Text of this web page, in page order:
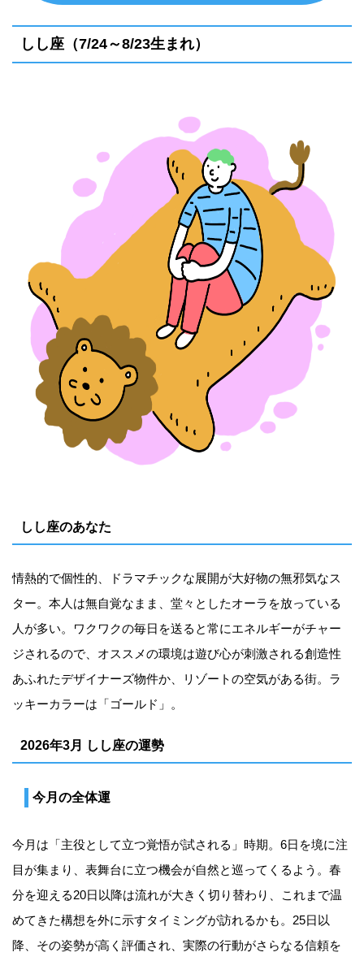
しし座（7/24～8/23生まれ）
しし座のあなた
情熱的で個性的、ドラマチックな展開が大好物の無邪気なス
ター。本人は無自覚なまま、堂々としたオーラを放っている
人が多い。ワクワクの毎日を送ると常にエネルギーがチャー
ジされるので、オススメの環境は遊び心が刺激される創造性
あふれたデザイナーズ物件か、リゾートの空気がある街。ラ
ッキーカラーは「ゴールド」。
2026年3月 しし座の運勢
今月の全体運
今月は「主役として立つ覚悟が試される」時期。6日を境に注
目が集まり、表舞台に立つ機会が自然と巡ってくるよう。春
分を迎える20日以降は流れが大きく切り替わり、これまで温
めてきた構想を外に示すタイミングが訪れるかも。25日以
降、その姿勢が高く評価され、実際の行動がさらなる信頼を